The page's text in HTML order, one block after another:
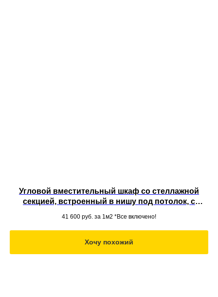
Угловой вместительный шкаф со стеллажной
секцией, встроенный в нишу под потолок, с
41 600 руб. за 1м2 *Все включено!
Хочу похожий